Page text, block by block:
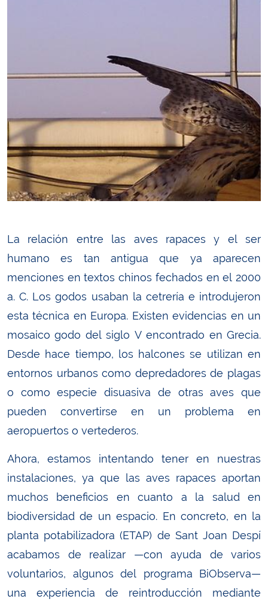
La relación entre las aves rapaces y el ser
humano es tan antigua que ya aparecen
menciones en textos chinos fechados en el 2000
a. C. Los godos usaban la cetrería e introdujeron
esta técnica en Europa. Existen evidencias en un
mosaico godo del siglo V encontrado en Grecia.
Desde hace tiempo, los halcones se utilizan en
entornos urbanos como depredadores de plagas
o como especie disuasiva de otras aves que
pueden convertirse en un problema en
aeropuertos o vertederos.
Ahora, estamos intentando tener en nuestras
instalaciones, ya que las aves rapaces aportan
muchos beneficios en cuanto a la salud en
biodiversidad de un espacio. En concreto, en la
planta potabilizadora (ETAP) de Sant Joan Despí
acabamos de realizar —con ayuda de varios
voluntarios, algunos del programa BiObserva—
una experiencia de reintroducción mediante